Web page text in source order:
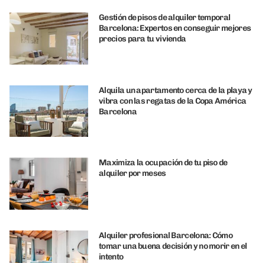
Gestión de pisos de alquiler temporal
Barcelona: Expertos en conseguir mejores
precios para tu vivienda
Alquila un apartamento cerca de la playa y
vibra con las regatas de la Copa América
Barcelona
Maximiza la ocupación de tu piso de
alquiler por meses
Alquiler profesional Barcelona: Cómo
tomar una buena decisión y no morir en el
intento